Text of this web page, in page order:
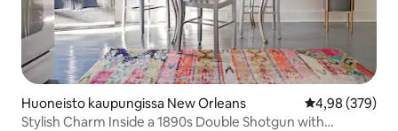
Huoneisto kaupungissa New Orleans
4,98 (379)
Stylish Charm Inside a 1890s Double Shotgun with